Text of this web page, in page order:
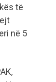
të
në 5